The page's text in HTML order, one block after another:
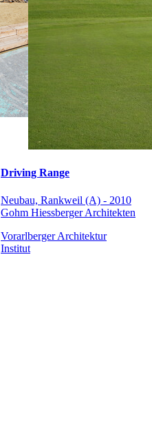
Driving Range
Neubau, Rankweil (A) - 2010
Gohm Hiessberger Architekten
Vorarlberger Architektur
Institut